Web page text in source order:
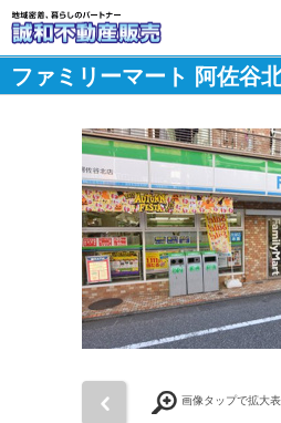
ファミリーマート 阿佐谷
画像タップで拡大